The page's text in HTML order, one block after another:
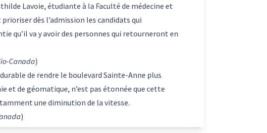
Lavoie, étudiante à la Faculté de médecine et
dès l’admission les candidats qui
qu’il va y avoir des personnes qui retourneront en
Canada)
de rendre le boulevard Sainte-Anne plus
et de géomatique, n’est pas étonnée que cette
une diminution de la vitesse.
)